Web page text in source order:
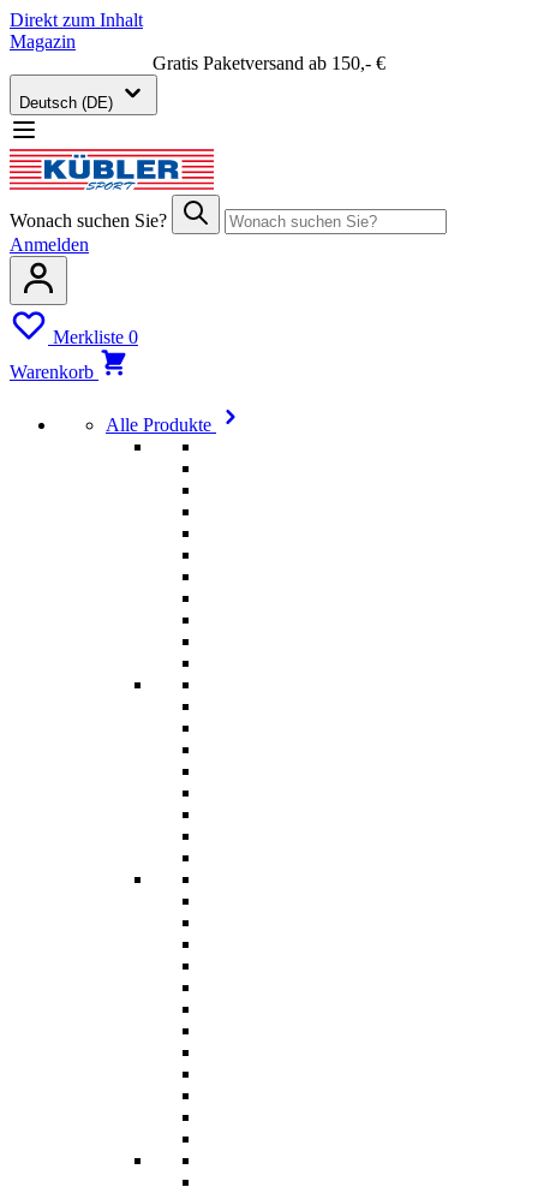
Direkt zum Inhalt
Magazin
Gratis Paketversand ab 150,- €
Deutsch (DE)
Wonach suchen Sie?
Anmelden
Merkliste 0
Warenkorb
Alle Produkte